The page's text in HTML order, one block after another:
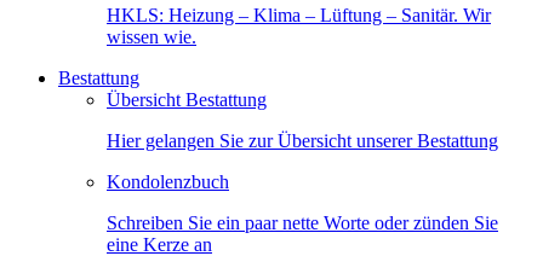
HKLS: Heizung – Klima – Lüftung – Sanitär. Wir
wissen wie.
Bestattung
Übersicht Bestattung
Hier gelangen Sie zur Übersicht unserer Bestattung
Kondolenzbuch
Schreiben Sie ein paar nette Worte oder zünden Sie
eine Kerze an